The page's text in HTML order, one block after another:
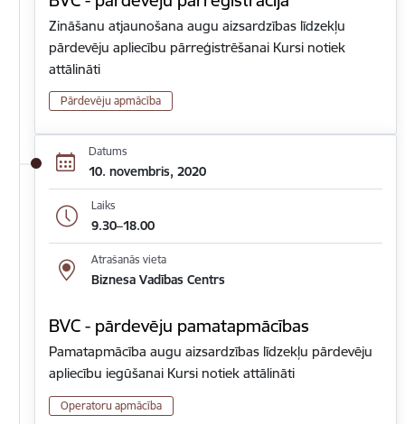
Zināšanu atjaunošana augu aizsardzības līdzekļu
pārdevēju apliecību pārreģistrēšanai Kursi notiek
attālināti
Pārdevēju apmācība
Datums
10. novembris, 2020
Laiks
9.30–18.00
Atrašanās vieta
Biznesa Vadības Centrs
BVC - pārdevēju pamatapmācības
Pamatapmācība augu aizsardzības līdzekļu pārdevēju
apliecību iegūšanai Kursi notiek attālināti
Operatoru apmācība